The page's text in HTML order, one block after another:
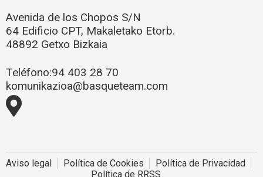
Avenida de los Chopos S/N
64 Edificio CPT, Makaletako Etorb.
48892 Getxo Bizkaia
Teléfono:94 403 28 70
komunikazioa@basqueteam.com
Aviso legal Política de Cookies
Política de Privacidad
Política de RRSS